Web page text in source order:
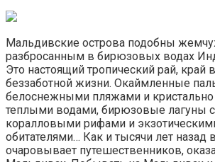
Мальдивские острова подобны
разбросанным в бирюзовых водах
Это настоящий тропический рай, край
беззаботной жизни. Окаймленные
белоснежными пляжами и
теплыми водами, бирюзовые лагуны
коралловыми рифами и
обитателями… Как и тысячи лет назад
очаровывает путешественников,